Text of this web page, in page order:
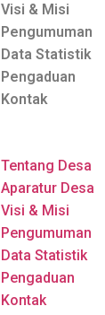
Visi & Misi
Pengumuman
Data Statistik
Pengaduan
Kontak
Tentang Desa
Aparatur Desa
Visi & Misi
Pengumuman
Data Statistik
Pengaduan
Kontak